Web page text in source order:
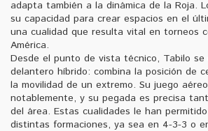
adapta también a la dinámica de la Roja.
su capacidad para crear espacios en el
una cualidad que resulta vital en torneos
América.
Desde el punto de vista técnico, Tabilo se
delantero híbrido: combina la posición de
la movilidad de un extremo. Su juego
notablemente, y su pegada es precisa
del área. Estas cualidades le han
distintas formaciones, ya sea en 4-3-3 o